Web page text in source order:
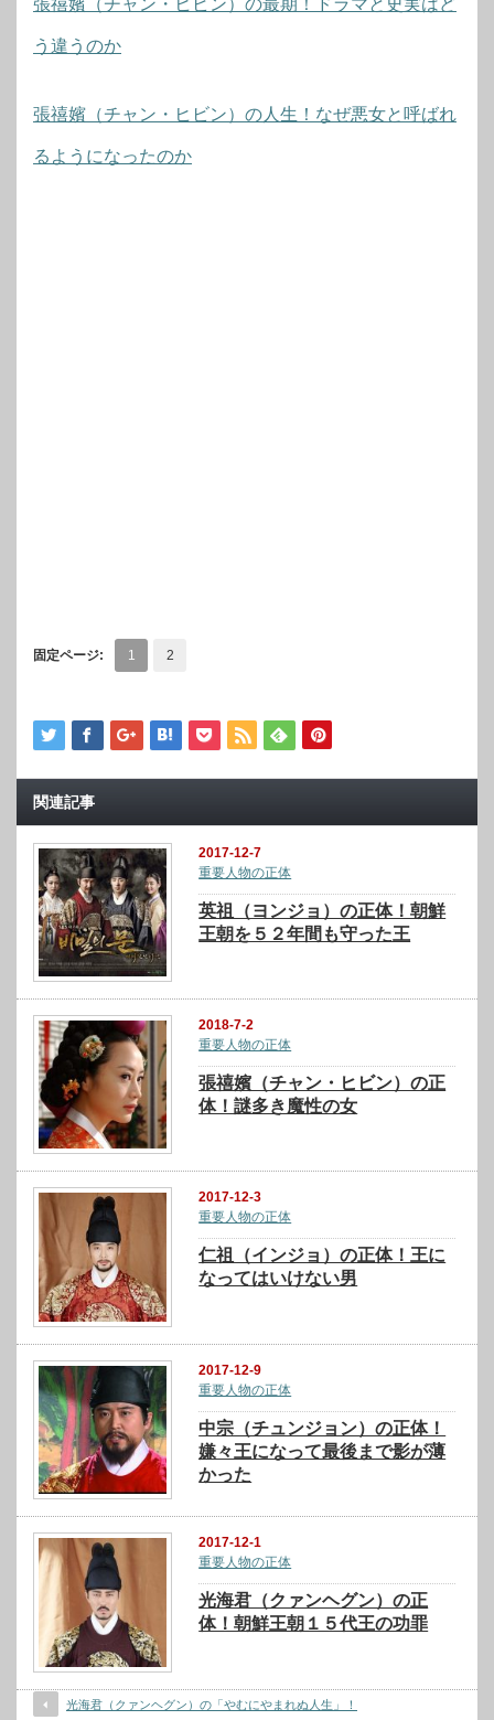
う違うのか
張禧嬪（チャン・ヒビン）の人生！なぜ悪女と呼ばれ
るようになったのか
固定ページ: 1 2
関連記事
2017-12-7
重要人物の正体
英祖（ヨンジョ）の正体！朝鮮
王朝を５２年間も守った王
2018-7-2
重要人物の正体
張禧嬪（チャン・ヒビン）の正
体！謎多き魔性の女
2017-12-3
重要人物の正体
仁祖（インジョ）の正体！王に
なってはいけない男
2017-12-9
重要人物の正体
中宗（チュンジョン）の正体！
嫌々王になって最後まで影が薄
かった
2017-12-1
重要人物の正体
光海君（クァンヘグン）の正
体！朝鮮王朝１５代王の功罪
光海君（クァンヘグン）の「やむにやまれぬ人生」！